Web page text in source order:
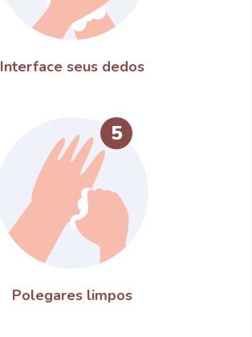
Interface seus dedos
5
Polegares limpos